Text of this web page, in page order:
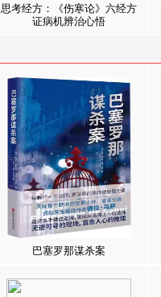
思考经方：《伤寒论》六经方
证病机辨治心悟
巴塞罗那谋杀案